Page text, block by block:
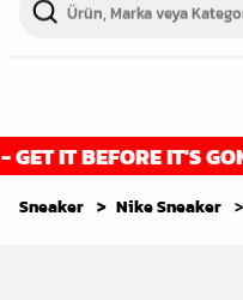
IT BEFORE IT'S GONE
Sneaker Nike Sneaker